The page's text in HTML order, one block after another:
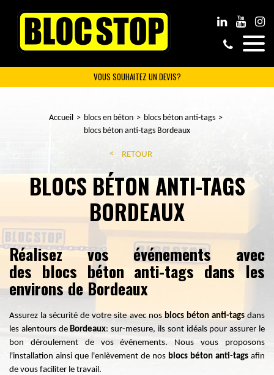
VOUS SOUHAITEZ UN DEVIS?
Accueil blocs en béton
blocs béton anti-tags
blocs béton anti-tags Bordeaux
RETOUR
BLOCS BÉTON ANTI-TAGS
BORDEAUX
Réalisez vos événements avec
des blocs béton anti-tags dans les
environs de Bordeaux
Assurez la sécurité de votre site avec nos blocs béton anti-tagsdans
les alentours deBordeaux: sur-mesure, ils sont idéals pour assurer le
bon déroulement de vos événements. Nous vous proposons
l'installation ainsi que l'enlèvement de nos blocs béton anti-tags afin
de vous faciliter le travail.